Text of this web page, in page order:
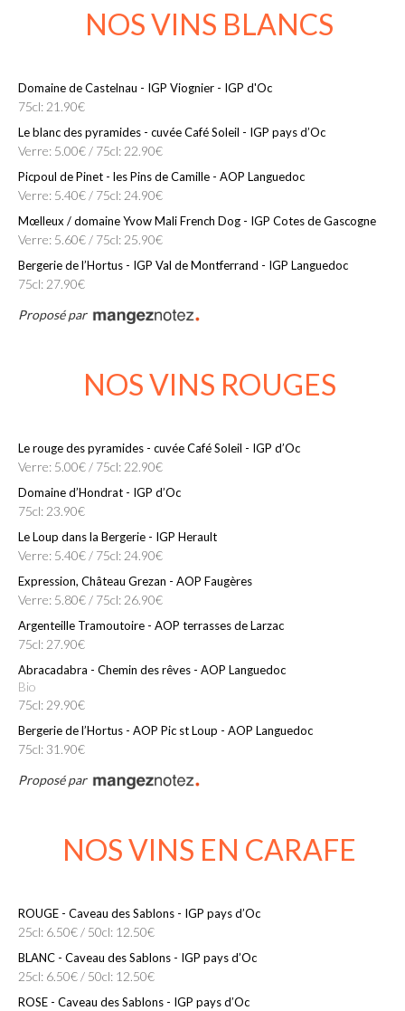
NOS VINS BLANCS
Domaine de Castelnau - IGP Viognier - IGP d'Oc
75cl: 21.90€
Le blanc des pyramides - cuvée Café Soleil - IGP pays d’Oc
Verre: 5.00€ / 75cl: 22.90€
Picpoul de Pinet - les Pins de Camille - AOP Languedoc
Verre: 5.40€ / 75cl: 24.90€
Mœlleux / domaine Yvow Mali French Dog - IGP Cotes de Gascogne
Verre: 5.60€ / 75cl: 25.90€
Bergerie de l’Hortus - IGP Val de Montferrand - IGP Languedoc
75cl: 27.90€
Proposé par
NOS VINS ROUGES
Le rouge des pyramides - cuvée Café Soleil - IGP d’Oc
Verre: 5.00€ / 75cl: 22.90€
Domaine d’Hondrat - IGP d’Oc
75cl: 23.90€
Le Loup dans la Bergerie - IGP Herault
Verre: 5.40€ / 75cl: 24.90€
Expression, Château Grezan - AOP Faugères
Verre: 5.80€ / 75cl: 26.90€
Argenteille Tramoutoire - AOP terrasses de Larzac
75cl: 27.90€
Abracadabra - Chemin des rêves - AOP Languedoc
Bio
75cl: 29.90€
Bergerie de l’Hortus - AOP Pic st Loup - AOP Languedoc
75cl: 31.90€
Proposé par
NOS VINS EN CARAFE
ROUGE - Caveau des Sablons - IGP pays d’Oc
25cl: 6.50€ / 50cl: 12.50€
BLANC - Caveau des Sablons - IGP pays d’Oc
25cl: 6.50€ / 50cl: 12.50€
ROSE - Caveau des Sablons - IGP pays d’Oc